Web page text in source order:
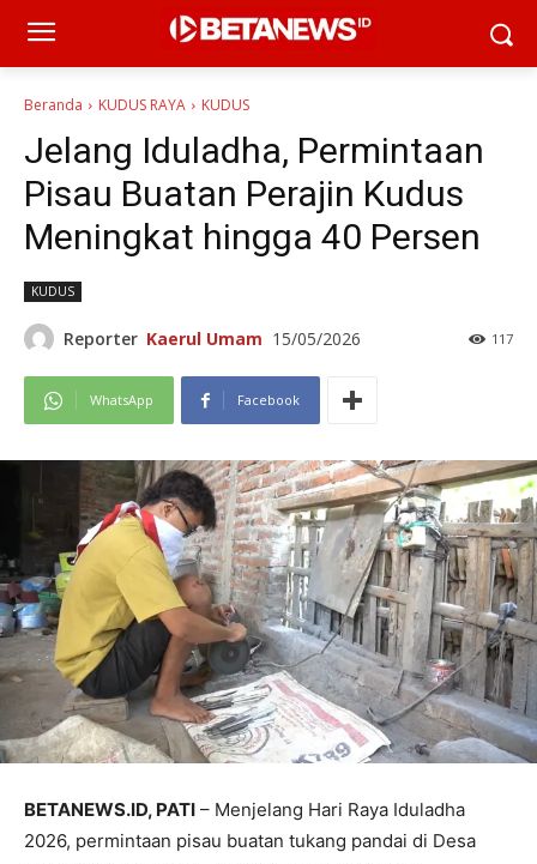
Beranda KUDUS RAYA KUDUS
Jelang Iduladha, Permintaan
Pisau Buatan Perajin Kudus
Meningkat hingga 40 Persen
KUDUS
Reporter Kaerul Umam 15/05/2026 117
WhatsApp Facebook
BETANEWS.ID, PATI – Menjelang Hari Raya Iduladha
2026, permintaan pisau buatan tukang pandai di Desa